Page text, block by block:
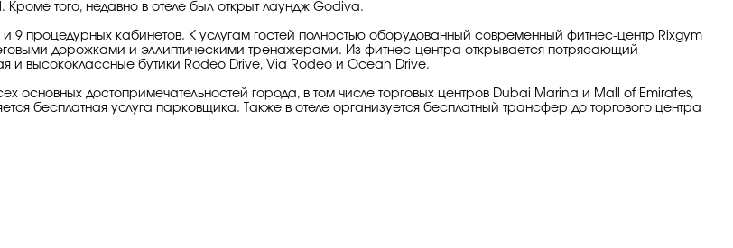
того, недавно в отеле был открыт лаундж Godiva.
кабинетов. К услугам гостей полностью оборудованный современный фитнес-центр Rixgym
дорожками и эллиптическими тренажерами. Из фитнес-центра открывается потрясающий
высококлассные бутики Rodeo Drive, Via Rodeo и Ocean Drive.
основных достопримечательностей города, в том числе торговых центров Dubai Marina и Mall of Emirates,
бесплатная услуга парковщика. Также в отеле организуется бесплатный трансфер до торгового центра